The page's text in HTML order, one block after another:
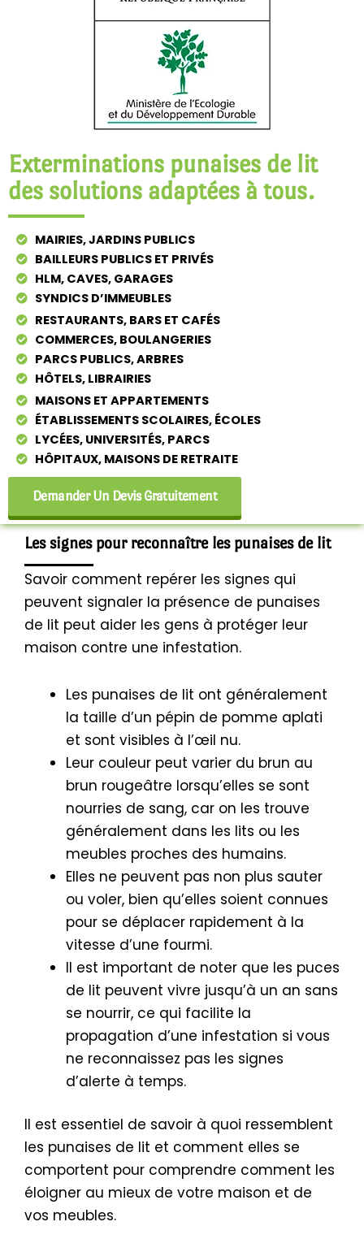
Exterminations punaises de lit
des solutions adaptées à tous.
MAIRIES, JARDINS PUBLICS
BAILLEURS PUBLICS ET PRIVÉS
HLM, CAVES, GARAGES
SYNDICS D’IMMEUBLES
RESTAURANTS, BARS ET CAFÉS
COMMERCES, BOULANGERIES
PARCS PUBLICS, ARBRES
HÔTELS, LIBRAIRIES
MAISONS ET APPARTEMENTS
ÉTABLISSEMENTS SCOLAIRES, ÉCOLES
LYCÉES, UNIVERSITÉS, PARCS
HÔPITAUX, MAISONS DE RETRAITE
Demander Un Devis Gratuitement
Les signes pour reconnaître les punaises de lit
Savoir comment repérer les signes qui
peuvent signaler la présence de punaises
de lit peut aider les gens à protéger leur
maison contre une infestation.
Les punaises de lit ont généralement
la taille d’un pépin de pomme aplati
et sont visibles à l’œil nu.
Leur couleur peut varier du brun au
brun rougeâtre lorsqu’elles se sont
nourries de sang, car on les trouve
généralement dans les lits ou les
meubles proches des humains.
Elles ne peuvent pas non plus sauter
ou voler, bien qu’elles soient connues
pour se déplacer rapidement à la
vitesse d’une fourmi.
Il est important de noter que les puces
de lit peuvent vivre jusqu’à un an sans
se nourrir, ce qui facilite la
propagation d’une infestation si vous
ne reconnaissez pas les signes
d’alerte à temps.
Il est essentiel de savoir à quoi ressemblent
les punaises de lit et comment elles se
comportent pour comprendre comment les
éloigner au mieux de votre maison et de
vos meubles.